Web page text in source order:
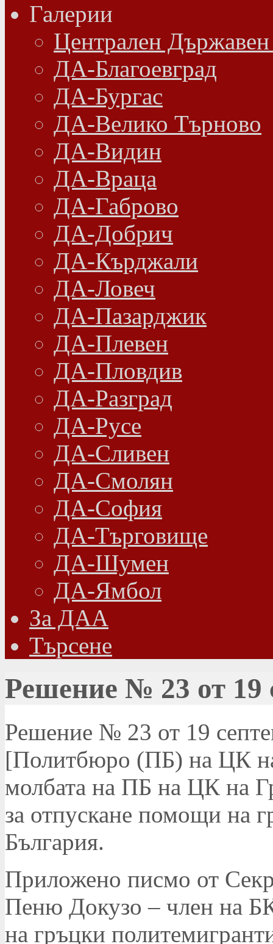
Галерии
Централен
ДА-Благоевград
ДА-Бургас
ДА-Велико Търново
ДА-Видин
ДА-Враца
ДА-Габрово
ДА-Добрич
ДА-Кърджали
ДА-Ловеч
ДА-Пазарджик
ДА-Плевен
ДА-Пловдив
ДА-Разград
ДА-Русе
ДА-Сливен
ДА-Смолян
ДА-София
ДА-Търговище
ДА-Шумен
ДА-Ямбол
Зa ДАА
Търсене
Решение № 23 от 19
Решение № 23 от 19
[Политбюро (ПБ) на ЦК
молбата на ПБ на ЦК на
за отпускане помощи на
България.
Приложено писмо от
Пеню Докузо – член на
на гръцки